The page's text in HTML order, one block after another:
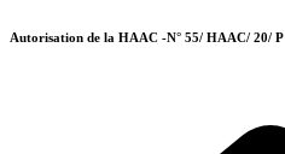
Autorisation de la HAAC -N° 55/ HAAC/ 20/ P